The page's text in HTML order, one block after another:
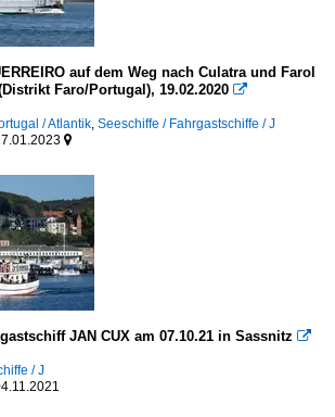
auf dem Weg nach Culatra und Farol
Faro/Portugal), 19.02.2020 
/ Atlantik Seeschiffe / Fahrgastschiffe / J

JAN CUX am 07.10.21 in Sassnitz 
/ J